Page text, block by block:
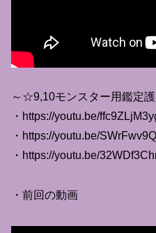
～☆9,10モンスター用鑑定
・https://youtu.be/
・https://youtu.be/
・https://youtu.be/
・前回の動画